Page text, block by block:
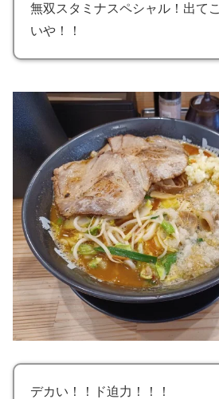
無双スタミナスペシャル！出てこ
いや！！
デカい！！ド迫力！！！